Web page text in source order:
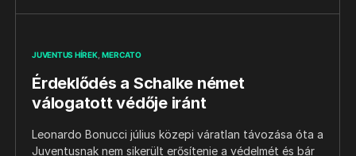
JUVENTUS HÍREK MERCATO
Érdeklődés a Schalke német
válogatott védője iránt
Leonardo Bonucci július közepi váratlan távozása óta a
Juventusnak nem sikerült erősítenie a védelmét és bár